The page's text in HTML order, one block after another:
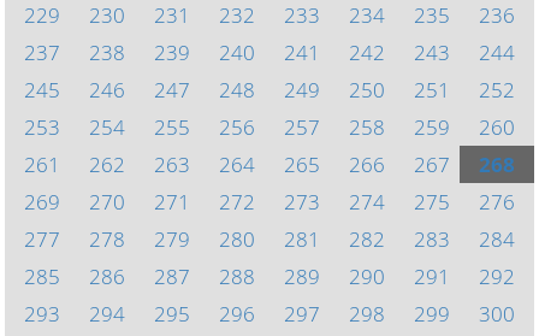
229
230 231 232 233 234 235
236
237
238 239 240 241 242 243
244
245
246 247 248 249 250 251
252
253
254 255 256 257 258 259
260
261
262 263 264 265 266 267
268
269
270 271 272 273 274 275
276
277
278 279 280 281 282 283
284
285
286 287 288 289 290 291
292
293
294 295 296 297 298 299
300